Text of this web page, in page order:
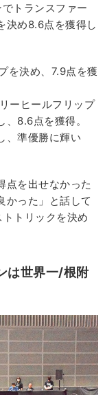
トランスファー
決め8.6点を獲得し
を決め、7.9点を獲
ーヒールフリップ
8.6点を獲得。
、準優勝に輝い
点を出せなかった
かった」と話して
トリックを決め
は世界一/根附